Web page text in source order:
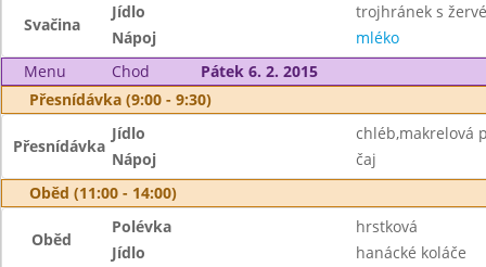
Svačina
Jídlo
trojhránek s
Nápoj
mléko
Menu
Chod
Pátek 6. 2. 2015
Přesnídávka (9:00 - 9:30)
Přesnídávka
Jídlo
chléb,makrelová
Nápoj
čaj
Oběd (11:00 - 14:00)
Oběd
Polévka
hrstková
Jídlo
hanácké koláče